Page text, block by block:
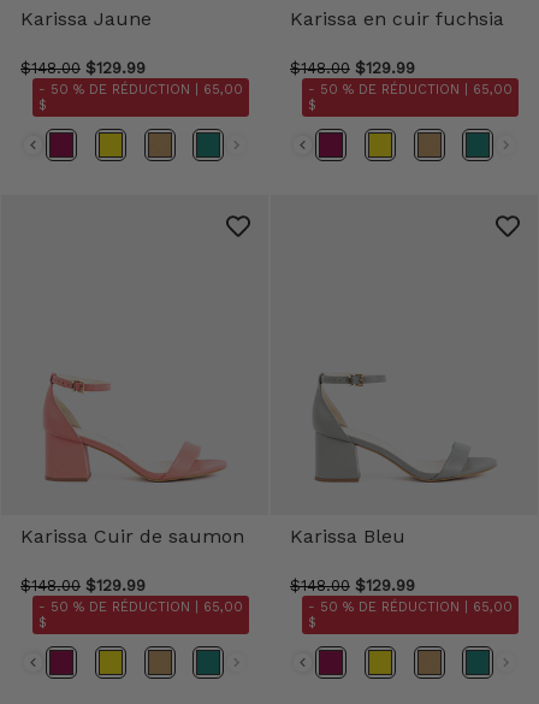
Karissa Jaune
$148.00 $129.99
- 50 % DE RÉDUCTION |
65,00
$
Karissa en cuir fuchsia
$148.00 $129.99
- 50 % DE RÉDUCTION |
65,00
$
Karissa Cuir de saumon
$148.00 $129.99
- 50 % DE RÉDUCTION |
65,00
$
Karissa Bleu
$148.00 $129.99
- 50 % DE RÉDUCTION |
65,00
$